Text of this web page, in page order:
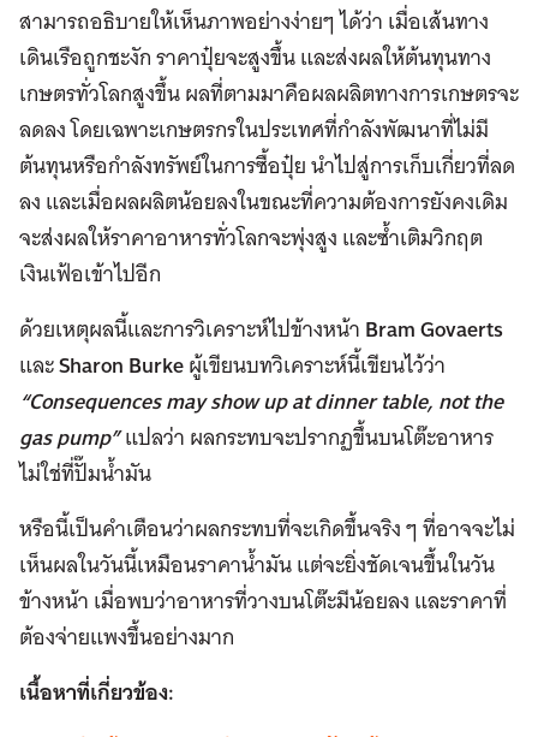
สามารถอธิบายให้เห็นภาพอย่างง่ายๆ ได้ว่า เมื่อเส้นทาง
เดินเรือถูกชะงัก ราคาปุ๋ยจะสูงขึ้น และส่งผลให้ต้นทุนทาง
เกษตรทั่วโลกสูงขึ้น ผลที่ตามมาคือผลผลิตทางการเกษตรจะ
ลดลง โดยเฉพาะเกษตรกรในประเทศที่กำลังพัฒนาที่ไม่มี
ต้นทุนหรือกำลังทรัพย์ในการซื้อปุ๋ย นำไปสู่การเก็บเกี่ยวที่ลด
ลง และเมื่อผลผลิตน้อยลงในขณะที่ความต้องการยังคงเดิม
จะส่งผลให้ราคาอาหารทั่วโลกจะพุ่งสูง และซ้ำเติมวิกฤต
เงินเฟ้อเข้าไปอีก
ด้วยเหตุผลนี้และการวิเคราะห์ไปข้างหน้าBram Govaerts
และSharon Burkeผู้เขียนบทวิเคราะห์นี้เขียนไว้ว่า
“Consequences may show up at dinner table, not the
gas pump”แปลว่า ผลกระทบจะปรากฏขึ้นบนโต๊ะอาหาร
ไม่ใช่ที่ปั๊มน้ำมัน
หรือนี้เป็นคำเตือนว่าผลกระทบที่จะเกิดขึ้นจริง ๆ ที่อาจจะไม่
เห็นผลในวันนี้เหมือนราคาน้ำมัน แต่จะยิ่งชัดเจนขึ้นในวัน
ข้างหน้า เมื่อพบว่าอาหารที่วางบนโต๊ะมีน้อยลง และราคาที่
ต้องจ่ายแพงขึ้นอย่างมาก
เนื้อหาที่เกี่ยวข้อง: